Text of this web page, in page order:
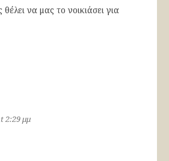
να μας το νοικιάσει για
2:29 μμ